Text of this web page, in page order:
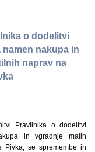
o dodelitvi
nakupa in
naprav na
Pravilnika o dodelitvi
in vgradnje malih
Pivka, se spremembe in